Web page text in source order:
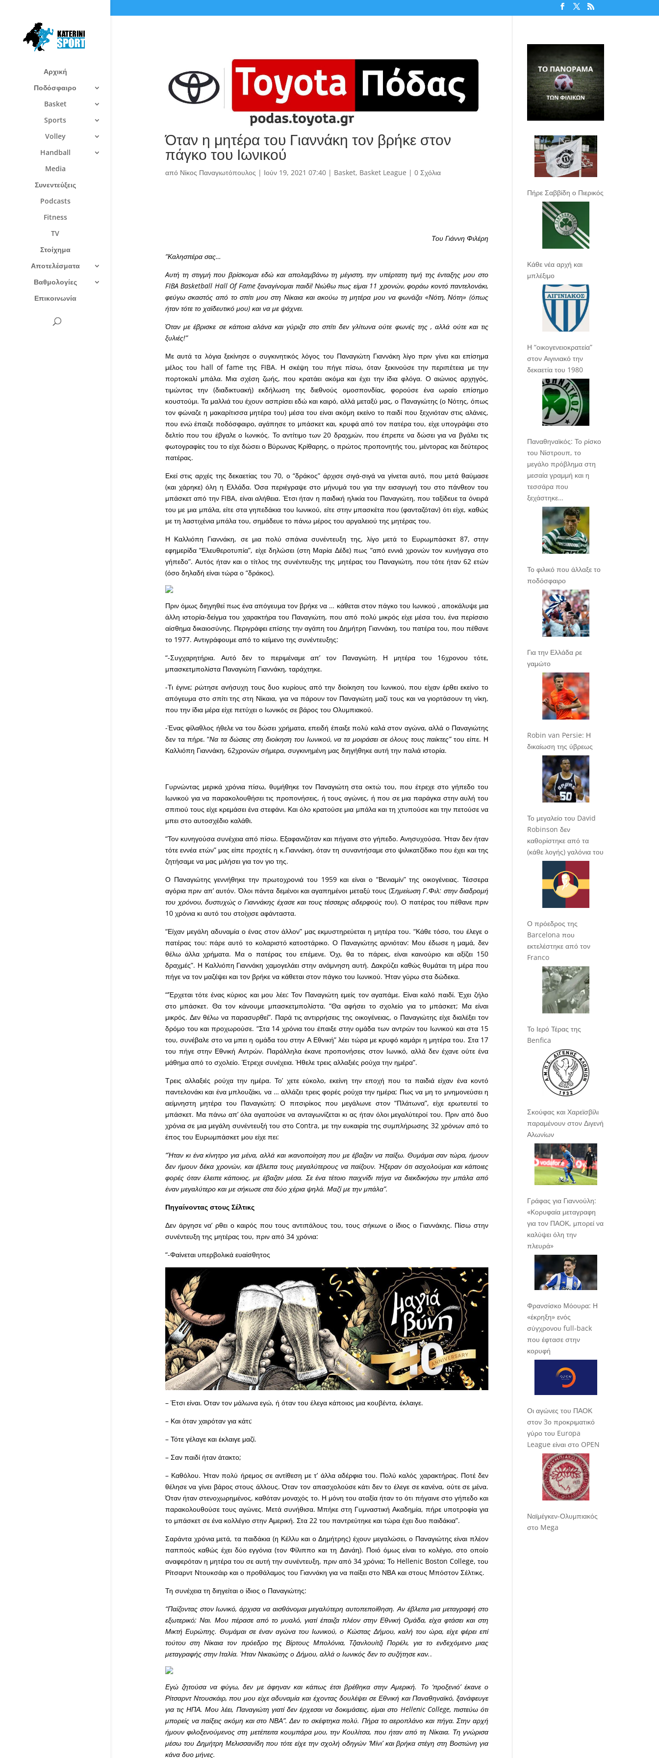
Αρχική
Ποδόσφαιρο
Basket
Sports
Volley
Handball
Media
Συνεντεύξεις
Podcasts
Fitness
TV
Στοίχημα
Αποτελέσματα
Βαθμολογίες
Επικοινωνία
Όταν η μητέρα του Γιαννάκη τον βρήκε στον
πάγκο του Ιωνικού
από Νίκος Παναγιωτόπουλος | Ιούν 19, 2021 07:40| Basket, Basket League | 0 Σχόλια
Του Γιάννη Φιλέρη
“Καλησπέρα σας…
Aυτή τη στιγμή που βρίσκομαι εδώ και απολαμβάνω τη μέγιστη, την υπέρτατη τιμή της ένταξης μου στο
FIBA Basketball Hall Of Fame ξαναγίνομαι παιδί! Νιώθω πως είμαι 11 χρονών, φοράω κοντό παντελονάκι,
φεύγω σκαστός από το σπίτι μου στη Νίκαια και ακούω τη μητέρα μου να φωνάζει «Νότη, Νότη» (όπως
ήταν τότε το χαϊδευτικό μου) και να με ψάχνει.
Όταν με έβρισκε σε κάποια αλάνα και γύριζα στο σπίτι δεν γλίτωνα ούτε φωνές της , αλλά ούτε και τις
ξυλιές!”
Με αυτά τα λόγια ξεκίνησε ο συγκινητικός λόγος του Παναγιώτη Γιαννάκη λίγο πριν γίνει και επίσημα
μέλος του hall of fame της FIBA. Η σκέψη του πήγε πίσω, όταν ξεκινούσε την περιπέτεια με την
πορτοκαλί μπάλα. Μια σχέση ζωής, που κρατάει ακόμα και έχει την ίδια φλόγα. Ο αιώνιος αρχηγός,
τιμώντας την (διαδικτυακή) εκδήλωση της διεθνούς ομοσπονδίας, φορούσε ένα ωραίο επίσημο
κουστούμι. Τα μαλλιά του έχουν ασπρίσει εδώ και καιρό, αλλά μεταξύ μας, ο Παναγιώτης (ο Νότης, όπως
τον φώναζε η μακαρίτισσα μητέρα του) μέσα του είναι ακόμη εκείνο το παιδί που ξεχνιόταν στις αλάνες,
που ενώ έπαιζε ποδόσφαιρο, αγάπησε το μπάσκετ και, κρυφά από τον πατέρα του, είχε υπογράψει στο
δελτίο που του έβγαλε ο Ιωνικός. Το αντίτιμο των 20 δραχμών, που έπρεπε να δώσει για να βγάλει τις
φωτογραφίες του το είχε δώσει ο Βύρωνας Κρίθαρης, ο πρώτος προπονητής του, μέντορας και δεύτερος
πατέρας.
Εκεί στις αρχές της δεκαετίας του 70, ο “δράκος” άρχισε σιγά-σιγά να γίνεται αυτό, που μετά θαύμασε
(και χάρηκε) όλη η Ελλάδα. Όσα περιέγραψε στο μήνυμά του για την εισαγωγή του στο πάνθεον του
μπάσκετ από την FIBA, είναι αλήθεια. Έτσι ήταν η παιδική ηλικία του Παναγιώτη, που ταξίδευε τα όνειρά
του με μια μπάλα, είτε στα γηπεδάκια του Ιωνικού, είτε στην μπασκέτα που (φανταζόταν) ότι είχε, καθώς
με τη λαστιχένια μπάλα του, σημάδευε το πάνω μέρος του αργαλειού της μητέρας του.
Η Καλλιόπη Γιαννάκη, σε μια πολύ σπάνια συνέντευξη της, λίγο μετά το Ευρωμπάσκετ 87, στην
εφημερίδα “Ελευθεροτυπία”, είχε δηλώσει (στη Μαρία Δέδε) πως “από εννιά χρονών τον κυνήγαγα στο
γήπεδο”. Αυτός ήταν και ο τίτλος της συνέντευξης της μητέρας του Παναγιώτη, που τότε ήταν 62 ετών
(όσο δηλαδή είναι τώρα ο “δράκος).
Πριν όμως διηγηθεί πως ένα απόγευμα τον βρήκε να … κάθεται στον πάγκο του Ιωνικού , αποκάλυψε μια
άλλη ιστορία-δείγμα του χαρακτήρα του Παναγιώτη, που από πολύ μικρός είχε μέσα του, ένα περίσσιο
αίσθημα δικαιοσύνης. Περιγράφει επίσης την αγάπη του Δημήτρη Γιαννάκη, του πατέρα του, που πέθανε
το 1977. Αντιγράφουμε από το κείμενο της συνέντευξης:
“-Συγχαρητήρια. Αυτό δεν το περιμέναμε απ’ τον Παναγιώτη. Η μητέρα του 16χρονου τότε,
μπασκετμπολίστα Παναγιώτη Γιαννάκη, ταράχτηκε.
-Τι έγινε; ρώτησε ανήσυχη τους δυο κυρίους από την διοίκηση του Ιωνικού, που είχαν έρθει εκείνο το
απόγευμα στο σπίτι της στη Νίκαια, για να πάρουν τον Παναγιώτη μαζί τους και να γιορτάσουν τη νίκη,
που την ίδια μέρα είχε πετύχει ο Ιωνικός σε βάρος του Ολυμπιακού.
-Ένας φίλαθλος ήθελε να του δώσει χρήματα, επειδή έπαιξε πολύ καλά στον αγώνα, αλλά ο Παναγιώτης
δεν τα πήρε. “Να τα δώσεις στη διοίκηση του Ιωνικού, να τα μοιράσει σε όλους τους παίκτες”του είπε. Η
Καλλιόπη Γιαννάκη, 62χρονών σήμερα, συγκινημένη μας διηγήθηκε αυτή την παλιά ιστορία.
Γυρνώντας μερικά χρόνια πίσω, θυμήθηκε τον Παναγιώτη στα οκτώ του, που έτρεχε στο γήπεδο του
Ιωνικού για να παρακολουθήσει τις προπονήσεις, ή τους αγώνες, ή που σε μια παράγκα στην αυλή του
σπιτιού τους είχε κρεμάσει ένα στεφάνι. Και όλο κρατούσε μια μπάλα και τη χτυπούσε και την πετούσε να
μπει στο αυτοσχέδιο καλάθι.
“Τον κυνηγούσα συνέχεια από πίσω. Εξαφανιζόταν και πήγαινε στο γήπεδο. Ανησυχούσα. Ήταν δεν ήταν
τότε εννέα ετών” μας είπε προχτές η κ.Γιαννάκη, όταν τη συναντήσαμε στο ψιλικατζίδικο που έχει και της
ζητήσαμε να μας μιλήσει για τον γιο της.
Ο Παναγιώτης γεννήθηκε την πρωτοχρονιά του 1959 και είναι ο “Βενιαμίν” της οικογένειας. Τέσσερα
αγόρια πριν απ’ αυτόν. Όλοι πάντα δεμένοι και αγαπημένοι μεταξύ τους (Σημείωση Γ.Φιλ: στην διαδρομή
του χρόνου, δυστυχώς ο Γιαννάκης έχασε και τους τέσσερις αδερφούς του). Ο πατέρας του πέθανε πριν
10 χρόνια κι αυτό του στοίχισε αφάνταστα.
“Είχαν μεγάλη αδυναμία ο ένας στον άλλον” μας εκμυστηρεύεται η μητέρα του. “Κάθε τόσο, του έλεγε ο
πατέρας του: πάρε αυτό το κολαριστό κατοστάρικο. Ο Παναγιώτης αρνιόταν: Μου έδωσε η μαμά, δεν
θέλω άλλα χρήματα. Μα ο πατέρας του επέμενε. Όχι, θα το πάρεις, είναι καινούριο και αξίζει 150
δραχμές”. Η Καλλιόπη Γιαννάκη χαμογελάει στην ανάμνηση αυτή. Δακρύζει καθώς θυμάται τη μέρα που
πήγε να τον μαζέψει και τον βρήκε να κάθεται στον πάγκο του Ιωνικού. Ήταν γύρω στα δώδεκα.
“‘Έρχεται τότε ένας κύριος και μου λέει: Τον Παναγιώτη εμείς τον αγαπάμε. Είναι καλό παιδί. Έχει ζήλο
στο μπάσκετ. Θα τον κάνουμε μπασκετμπολίστα. “Θα αφήσει το σχολείο για το μπάσκετ; Μα είναι
μικρός. Δεν θέλω να παρασυρθεί”. Παρά τις αντιρρήσεις της οικογένειας, ο Παναγιώτης είχε διαλέξει τον
δρόμο του και προχωρούσε. “Στα 14 χρόνια του έπαιξε στην ομάδα των αντρών του Ιωνικού και στα 15
του, συνέβαλε στο να μπει η ομάδα του στην Α Εθνική” λέει τώρα με κρυφό καμάρι η μητέρα του. Στα 17
του πήγε στην Εθνική Αντρών. Παράλληλα έκανε προπονήσεις στον Ιωνικό, αλλά δεν έχανε ούτε ένα
μάθημα από το σχολείο. Έτρεχε συνέχεια. Ήθελε τρεις αλλαξιές ρούχα την ημέρα”.
Τρεις αλλαξιές ρούχα την ημέρα. Το’ χετε εύκολο, εκείνη την εποχή που τα παιδιά είχαν ένα κοντό
παντελονάκι και ένα μπλουζάκι, να … αλλάζει τρεις φορές ρούχα την ημέρα; Πως να μη το μνημονεύσει η
αείμνηστη μητέρα του Παναγιώτη; Ο πιτσιρίκος που μεγάλωνε στον “Πλάτωνα”, είχε ερωτευτεί το
μπάσκετ. Μα πάνω απ’ όλα αγαπούσε να ανταγωνίζεται κι ας ήταν όλοι μεγαλύτεροί του. Πριν από δυο
χρόνια σε μια μεγάλη συνέντευξή του στο Contra, με την ευκαιρία της συμπλήρωσης 32 χρόνων από το
έπος του Ευρωμπάσκετ μου είχε πει:
“Ήταν κι ένα κίνητρο για μένα, αλλά και ικανοποίηση που με έβαζαν να παίξω. Θυμάμαι σαν τώρα, ήμουν
δεν ήμουν δέκα χρονών, και έβλεπα τους μεγαλύτερους να παίζουν. Ήξεραν ότι ασχολούμαι και κάποιες
φορές όταν έλειπε κάποιος, με έβαζαν μέσα. Σε ένα τέτοιο παιχνίδι πήγα να διεκδικήσω την μπάλα από
έναν μεγαλύτερο και με σήκωσε στα δύο χέρια ψηλά. Μαζί με την μπάλα”.
Πηγαίνοντας στους Σέλτικς
Δεν άργησε να’ ρθει ο καιρός που τους αντιπάλους του, τους σήκωνε ο ίδιος ο Γιαννάκης. Πίσω στην
συνέντευξη της μητέρας του, πριν από 34 χρόνια:
“-Φαίνεται υπερβολικά ευαίσθητος
– Έτσι είναι. Όταν τον μάλωνα εγώ, ή όταν του έλεγα κάποιος μια κουβέντα, έκλαιγε.
– Και όταν χαιρόταν για κάτι;
– Τότε γέλαγε και έκλαιγε μαζί.
– Σαν παιδί ήταν άτακτο;
– Καθόλου. Ήταν πολύ ήρεμος σε αντίθεση με τ’ άλλα αδέρφια του. Πολύ καλός χαρακτήρας. Ποτέ δεν
θέλησε να γίνει βάρος στους άλλους. Όταν τον απασχολούσε κάτι δεν το έλεγε σε κανένα, ούτε σε μένα.
Όταν ήταν στενοχωρημένος, καθόταν μοναχός το. Η μόνη του αταξία ήταν το ότι πήγαινε στο γήπεδο και
παρακολουθούσε τους αγώνες. Μετά συνήθισα. Μπήκε στη Γυμναστική Ακαδημία, πήρε υποτροφία για
το μπάσκετ σε ένα κολλέγιο στην Αμερική. Στα 22 του παντρεύτηκε και τώρα έχει δυο παιδάκια”.
Σαράντα χρόνια μετά, τα παιδάκια (η Κέλλυ και ο Δημήτρης) έχουν μεγαλώσει, ο Παναγιώτης είναι πλέον
παππούς καθώς έχει δύο εγγόνια (τον Φίλιππο και τη Δανάη). Ποιό όμως είναι το κολέγιο, στο οποίο
αναφερόταν η μητέρα του σε αυτή την συνέντευξη, πριν από 34 χρόνια; Το Hellenic Boston College, του
Ρίτσαρντ Ντουκσάιρ και ο προθάλαμος του Γιαννάκη για να παίξει στο ΝΒΑ και στους Μπόστον Σέλτικς.
Τη συνέχεια τη διηγείται ο ίδιος ο Παναγιώτης:
“Παίζοντας στον Ιωνικό, άρχισα να αισθάνομαι μεγαλύτερη αυτοπεποίθηση. Αν έβλεπα μια μεταγραφή στο
εξωτερικό; Ναι. Μου πέρασε από το μυαλό, γιατί έπαιζα πλέον στην Εθνική Ομάδα, είχα φτάσει και στη
Μικτή Ευρώπης. Θυμάμαι σε έναν αγώνα του Ιωνικού, ο Κώστας Δήμου, καλή του ώρα, είχε φέρει επί
τούτου στη Νίκαια τον πρόεδρο της Βίρτους Μπολόνια, Tζιανλουίτζι Πορέλι, για το ενδεχόμενο μιας
μεταγραφής στην Ιταλία. Ήταν Νικαιώτης ο Δήμου, αλλά ο Ιωνικός δεν το συζήτησε καν..
Εγώ ζητούσα να φύγω, δεν με άφηναν και κάπως έτσι βρέθηκα στην Αμερική. Το ‘προξενιό’ έκανε ο
Ρίτσαρντ Ντουσκάιρ, που μου είχε αδυναμία και έχοντας δουλέψει σε Εθνική και Παναθηναϊκό, ξανάφευγε
για τις ΗΠΑ. Μου λέει, Παναγιώτη γιατί δεν έρχεσαι να δοκιμάσεις, είμαι στο Hellenic College, πιστεύω ότι
μπορείς να παίξεις ακόμη και στο ΝΒΑ”. Δεν το σκέφτηκα πολύ. Πήρα το αεροπλάνο και πήγα. Στην αρχή
ήμουν φιλοξενούμενος στη μετέπειτα κουμπάρα μου, την Κουλίτσα, που ήταν από τη Νίκαια. Τη γνώρισα
μέσω του Δημήτρη Μελισσανίδη που τότε είχε την σχολή οδηγών ‘Μίνι’ και βρήκα στέγη στη Βοστώνη για
κάνα δυο μήνες.
Πήρε Σαββίδη ο Πιερικός
Κάθε νέα αρχή και
μπλέξιμο
Η “οικογενειοκρατεία”
στον Αιγινιακό την
δεκαετία του 1980
Παναθηναϊκός: Το ρίσκο
του Νίστρουπ, το
μεγάλο πρόβλημα στη
μεσαία γραμμή και η
τεσσάρα που
ξεχάστηκε…
Το φιλικό που άλλαξε το
ποδόσφαιρο
Για την Ελλάδα ρε
γαμώτο
Robin van Persie: Η
δικαίωση της ύβρεως
Το μεγαλείο του David
Robinson δεν
καθορίστηκε από τα
(κάθε λογής) γαλόνια του
Ο πρόεδρος της
Barcelona που
εκτελέστηκε από τον
Franco
Το Ιερό Τέρας της
Benfica
Σκούφας και Χαρεϊσβίλι
παραμένουν στον Διγενή
Αλωνίων
Γράφας για Γιαννούλη:
«Κορυφαία μεταγραφη
για τον ΠΑΟΚ, μπορεί να
καλύψει όλη την
πλευρά»
Φρανσίσκο Μόουρα: Η
«έκρηξη» ενός
σύγχρονου full-back
που έφτασε στην
κορυφή
Οι αγώνες του ΠΑΟΚ
στον 3ο προκριματικό
γύρο του Europa
League είναι στο OPEN
Ναϊμέγκεν-Ολυμπιακός
στο Mega